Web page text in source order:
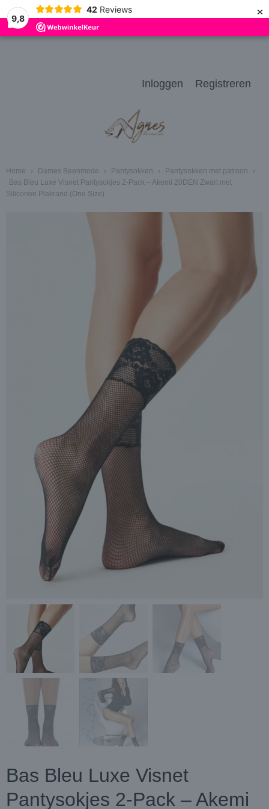
9,8
42 Reviews ×
Inloggen Registreren
Home › Dames Beenmode › Pantysokken › Pantysokken met patroon
›
Bas Bleu Luxe Visnet Pantysokjes 2-Pack – Akemi 20DEN Zwart met
Siliconen Plakrand (One Size)
Bas Bleu Luxe Visnet
Pantysokjes 2-Pack – Akemi